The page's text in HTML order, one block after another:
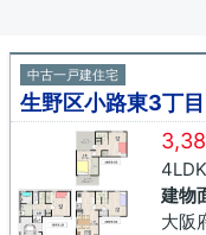
中古一戸建住宅
生野区小路東3丁
4LDK
建物
大阪